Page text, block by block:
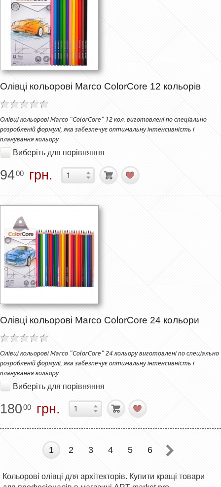
Олівці кольорові Marco ColorCore 12 кольорів
Олівці кольорові Marco "ColorCore" 12 кол. виготовлені по спеціально
розробленій формулі, яка забезпечує оптимальну інтенсивність і
планування кольору
Виберіть для порівняння
9400 грн.
Олівці кольорові Marco ColorCore 24 кольори
Олівці кольорові Marco "ColorCore" 24 кольору виготовлені по спеціально
розробленій формулі, яка забезпечує оптимальну інтенсивність і
планування кольору.
Виберіть для порівняння
18000 грн.
1 2 3 4 5 6
Кольорові олівці для архітекторів. Купити кращі товари